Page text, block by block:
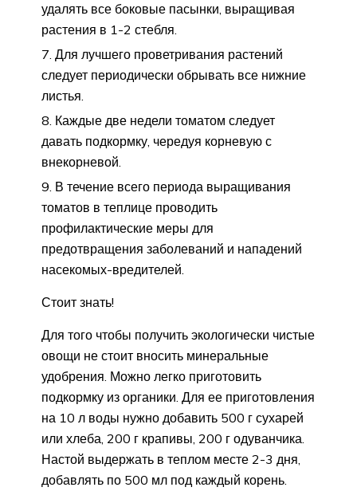
удалять все боковые пасынки, выращивая
растения в 1-2 стебля.
Для лучшего проветривания растений
следует периодически обрывать все нижние
листья.
Каждые две недели томатом следует
давать подкормку, чередуя корневую с
внекорневой.
В течение всего периода выращивания
томатов в теплице проводить
профилактические меры для
предотвращения заболеваний и нападений
насекомых-вредителей.
Стоит знать!
Для того чтобы получить экологически чистые
овощи не стоит вносить минеральные
удобрения. Можно легко приготовить
подкормку из органики. Для ее приготовления
на 10 л воды нужно добавить 500 г сухарей
или хлеба, 200 г крапивы, 200 г одуванчика.
Настой выдержать в теплом месте 2-3 дня,
добавлять по 500 мл под каждый корень.